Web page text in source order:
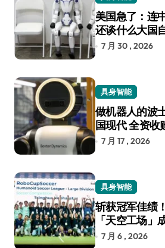
美国急了：连
还谈什么大国
7 月 30 , 2026
具身智能
做机器人的波
国现代 全资收
7 月 17 , 2026
具身智能
斩获冠军佳绩
「天空工场」
RoboCup 机器
7 月 6 , 2026